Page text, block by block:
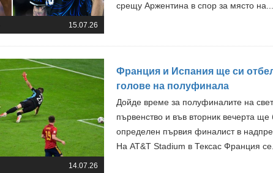
15.07.26
срещу Аржентина в спор за място на...
14.07.26
Франция и Испания ще си
голове на полуфинала
Дойде време за полуфиналите на
първенство и във вторник вечерта ще
определен първия финалист в
На AT&T Stadium в Тексас Франция